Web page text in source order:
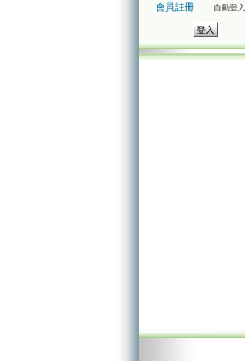
會員註冊 自動登入